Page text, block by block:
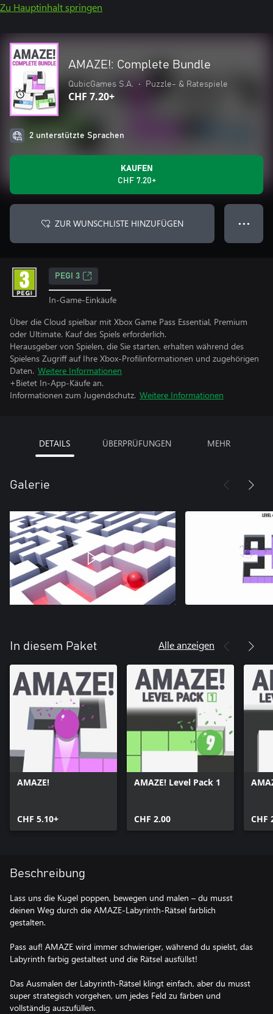
Zu Hauptinhalt springen
AMAZE!: Complete Bundle
QubicGames S.A. • Puzzle- & Ratespiele
CHF 7.20+
2 unterstützte Sprachen
KAUFEN
CHF 7.20+
ZUR WUNSCHLISTE HINZUFÜGEN ● ● ●
PEGI 3
In-Game-Einkäufe
Über die Cloud spielbar mit Xbox Game Pass Essential, Premium
oder Ultimate. Kauf des Spiels erforderlich.
Herausgeber von Spielen, die Sie starten, erhalten während des
Spielens Zugriff auf Ihre Xbox-Profilinformationen und zugehörigen
Daten. Weitere Informationen
+Bietet In-App-Käufe an.
Informationen zum Jugendschutz. Weitere Informationen
DETAILS ÜBERPRÜFUNGEN MEHR
Galerie
In diesem Paket Alle anzeigen
AMAZE!
CHF 5.10+
AMAZE! Level Pack 1
CHF 2.00 CHF
Beschreibung
Lass uns die Kugel poppen, bewegen und malen – du musst
deinen Weg durch die AMAZE-Labyrinth-Rätsel farblich
gestalten.
Pass auf! AMAZE wird immer schwieriger, während du spielst, das
Labyrinth farbig gestaltest und die Rätsel ausfüllst!
Das Ausmalen der Labyrinth-Rätsel klingt einfach, aber du musst
super strategisch vorgehen, um jedes Feld zu färben und
vollständig auszufüllen.